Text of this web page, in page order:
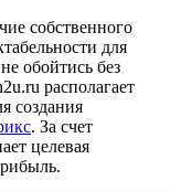
собственного
для
обойтись без
2u.ru располагает
создания
. За счет
целевая